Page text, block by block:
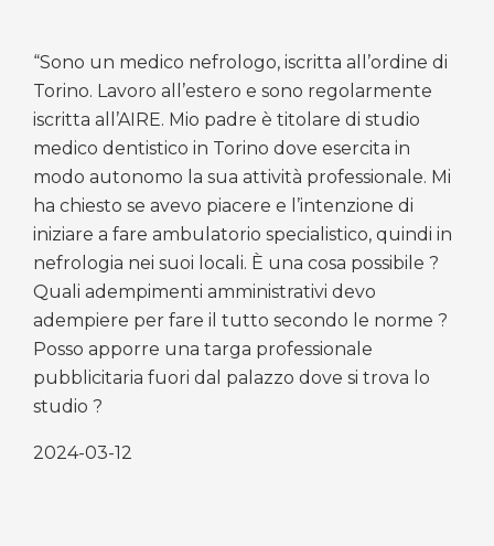
“Sono un medico nefrologo, iscritta all’ordine di
Torino. Lavoro all’estero e sono regolarmente
iscritta all’AIRE. Mio padre è titolare di studio
medico dentistico in Torino dove esercita in
modo autonomo la sua attività professionale. Mi
ha chiesto se avevo piacere e l’intenzione di
iniziare a fare ambulatorio specialistico, quindi in
nefrologia nei suoi locali. È una cosa possibile ?
Quali adempimenti amministrativi devo
adempiere per fare il tutto secondo le norme ?
Posso apporre una targa professionale
pubblicitaria fuori dal palazzo dove si trova lo
studio ?
2024-03-12